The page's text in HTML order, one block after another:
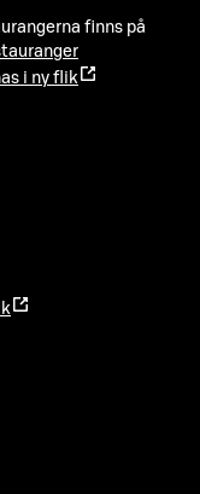
finns på
i ny flik